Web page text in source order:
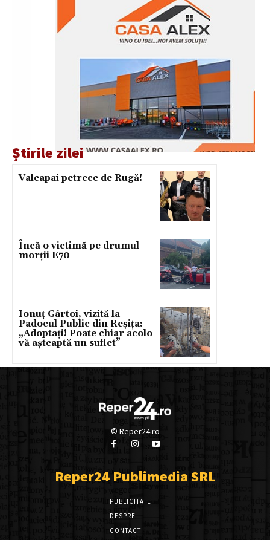
Știrile zilei
Valeapai petrece de Rugă!
Încă o victimă pe drumul
morții E70
Ionuț Gârtoi, vizită la
Padocul Public din Reșița:
„Adoptați! Poate chiar acolo
vă așteaptă un suflet”
© Reper24.ro
Reper24 Publimedia SRL
PUBLICITATE
DESPRE
CONTACT